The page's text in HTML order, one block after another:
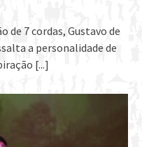
de 7 cordas, Gustavo de
a personalidade de
[...]